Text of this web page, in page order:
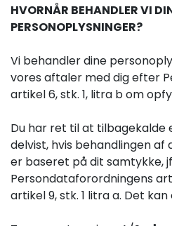
HVORNÅR BEHANDLER VI
PERSONOPLYSNINGER?
Vi behandler dine
vores aftaler med dig efter
artikel 6, stk. 1, litra b om
Du har ret til at
delvist, hvis behandlingen af
er baseret på dit samtykke,
Persondataforordningens
artikel 9, stk. 1 litra a. Det